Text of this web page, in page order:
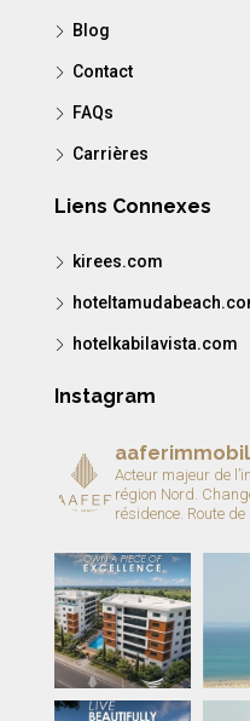
Blog
Contact
FAQs
Carrières
Liens Connexes
kirees.com
hotelkabilavista.com
Instagram
Acteur majeur de
région Nord.
résidence. Route